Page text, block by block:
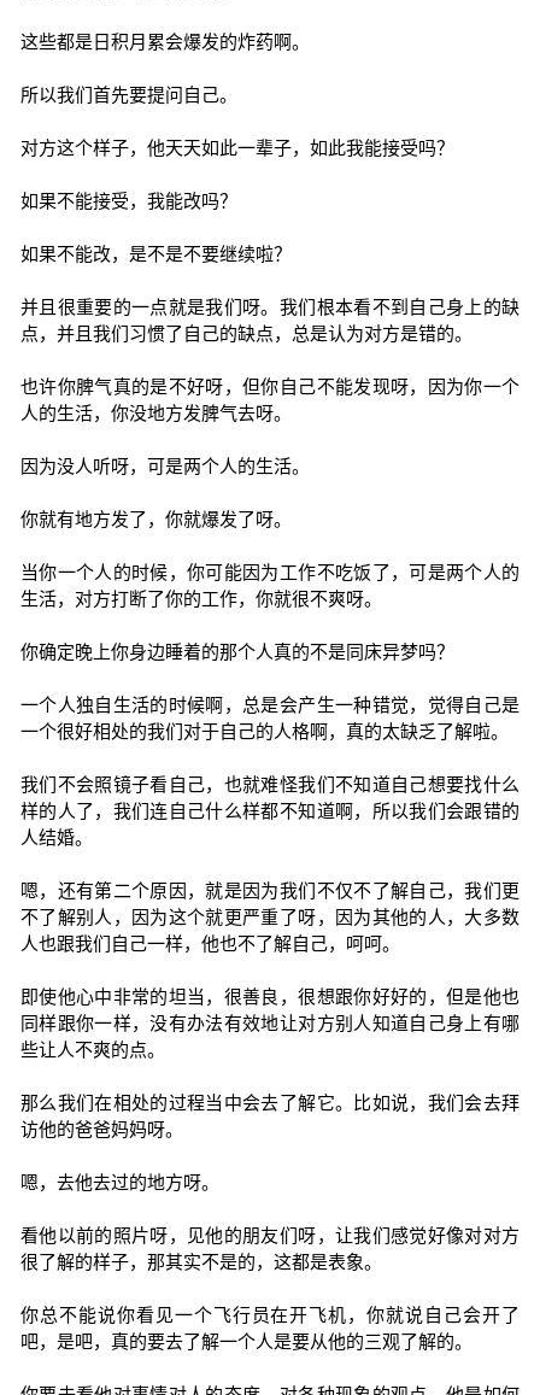
这些都是日积月累会爆发的炸药啊。
所以我们首先要提问自己。
对方这个样子，他天天如此一辈子，如此我能接受吗？
如果不能接受，我能改吗？
如果不能改，是不是不要继续啦？
并且很重要的一点就是我们呀。我们根本看不到自己身上的缺
点，并且我们习惯了自己的缺点，总是认为对方是错的。
也许你脾气真的是不好呀，但你自己不能发现呀，因为你一个
人的生活，你没地方发脾气去呀。
因为没人听呀，可是两个人的生活。
你就有地方发了，你就爆发了呀。
当你一个人的时候，你可能因为工作不吃饭了，可是两个人的
生活，对方打断了你的工作，你就很不爽呀。
你确定晚上你身边睡着的那个人真的不是同床异梦吗？
一个人独自生活的时候啊，总是会产生一种错觉，觉得自己是
一个很好相处的我们对于自己的人格啊，真的太缺乏了解啦。
我们不会照镜子看自己，也就难怪我们不知道自己想要找什么
样的人了，我们连自己什么样都不知道啊，所以我们会跟错的
人结婚。
嗯，还有第二个原因，就是因为我们不仅不了解自己，我们更
不了解别人，因为这个就更严重了呀，因为其他的人，大多数
人也跟我们自己一样，他也不了解自己，呵呵。
即使他心中非常的坦当，很善良，很想跟你好好的，但是他也
同样跟你一样，没有办法有效地让对方别人知道自己身上有哪
些让人不爽的点。
那么我们在相处的过程当中会去了解它。比如说，我们会去拜
访他的爸爸妈妈呀。
嗯，去他去过的地方呀。
看他以前的照片呀，见他的朋友们呀，让我们感觉好像对对方
很了解的样子，那其实不是的，这都是表象。
你总不能说你看见一个飞行员在开飞机，你就说自己会开了
吧，是吧，真的要去了解一个人是要从他的三观了解的。